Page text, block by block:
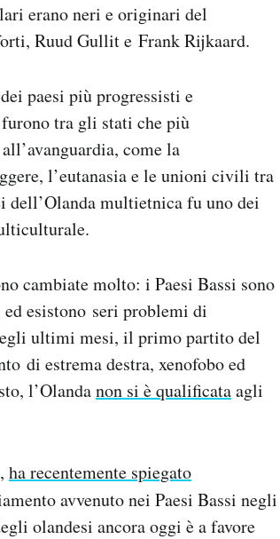
erano neri e originari del
Ruud Gullit e Frank Rijkaard.
paesi più progressisti e
tra gli stati che più
come la
l’eutanasia e le unioni civili tra
dell’Olanda multietnica fu uno dei
cambiate molto: i Paesi Bassi sono
esistono seri problemi di
ultimi mesi, il primo partito del
di estrema destra, xenofobo ed
l’Olandanon si è qualificataagli
ha recentemente spiegato
avvenuto nei Paesi Bassi negli
olandesi ancora oggi è a favore